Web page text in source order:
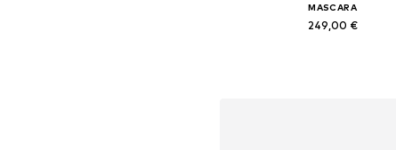
MASCARA
249,00 €